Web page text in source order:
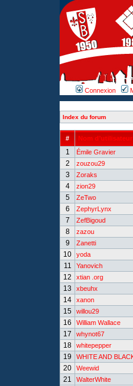
Connexion
Index du forum
# Nom d’utilisateur
1 Émile Gravier
2
zouzou29
3
Zoraks
4
zion29
5
ZeTwo
6
ZephyrLynx
7
ZefBigoud
8
zazou
9
Zanetti
10
yoda
11
Yanovich
12
xtian .org
13
xbeuhx
14
xanon
15
willou29
16
William Wallace
17
whynot67
18
whitepepper
19
WHITE AND
20
Weewid
21
WalterWhite